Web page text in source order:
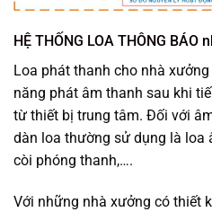
HỆ THỐNG LOA THÔNG BÁO
Loa phát thanh cho nhà
năng phát âm thanh sau khi
từ thiết bị trung tâm. Đối với
dàn loa thường sử dụng là loa
còi phóng thanh,….
Với những nhà xưởng có thiết